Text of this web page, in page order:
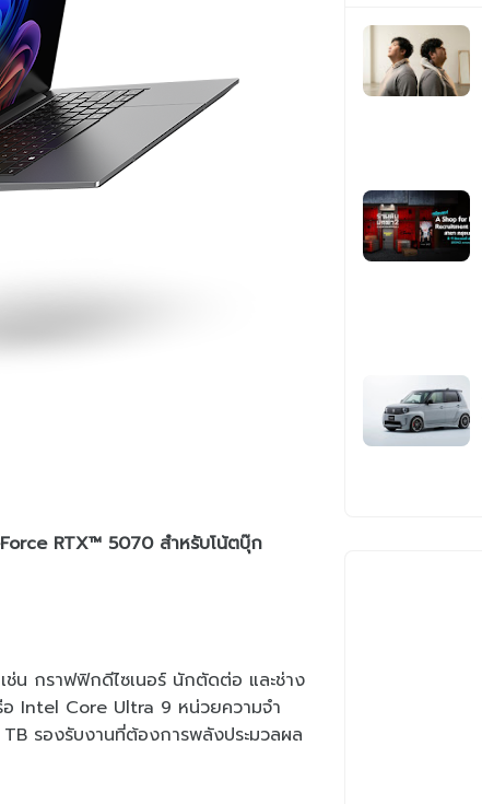
RTX™ 5070 สำหรับโน้ตบุ๊ก
เช่น กราฟฟิกดีไซเนอร์ นักตัดต่อ และช่าง
อ Intel Core Ultra 9 หน่วยความจำ
รองรับงานที่ต้องการพลังประมวลผล